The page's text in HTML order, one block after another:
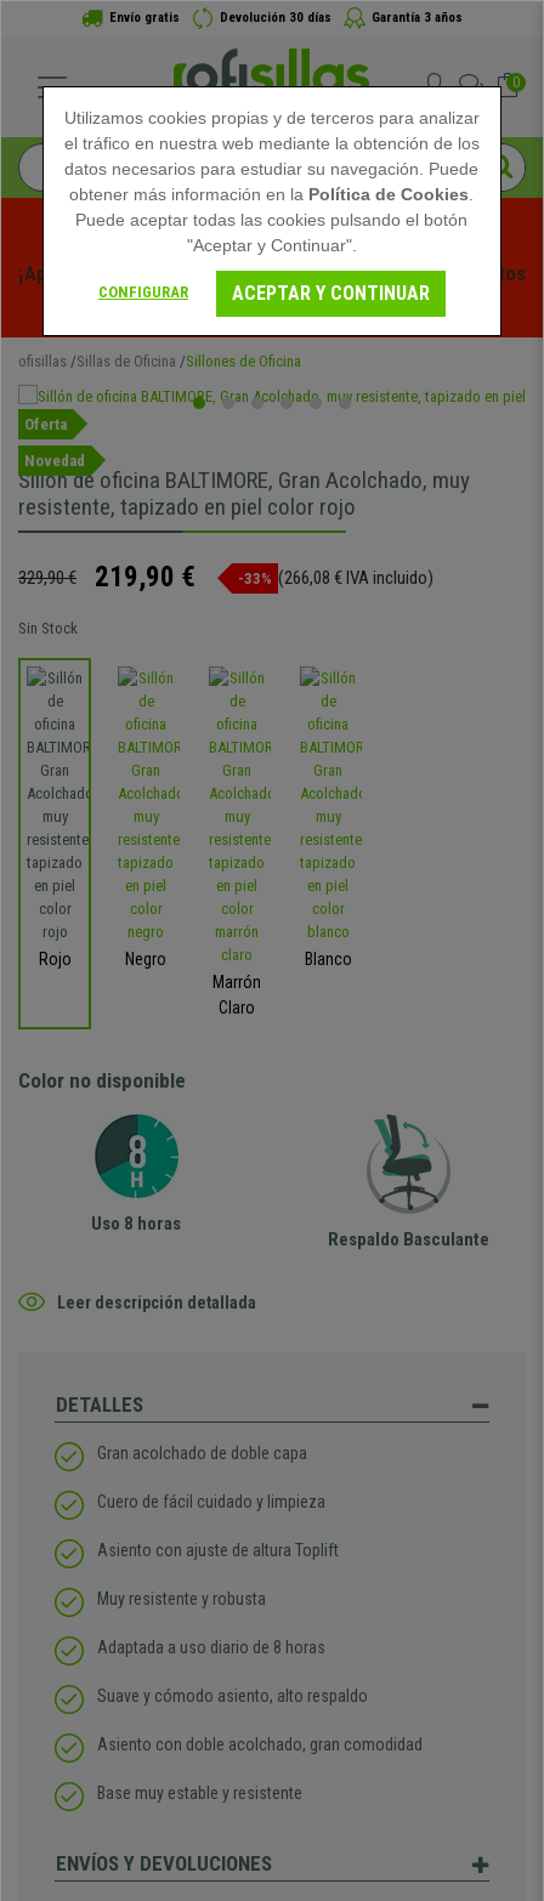
Envío gratis Devolución 30 días Garantía 3 años
0
¡Aprovecha las Rebajas de Verano en Ofisillas! Descuentos
Exclusivos por Tiempo Limitado - Ver Promo
ofisillas Sillas de Oficina Sillones de Oficina
Oferta
Novedad
Sillón de oficina BALTIMORE, Gran Acolchado, muy
resistente, tapizado en piel color rojo
329,90 € 219,90 € -33% (266,08 € IVA incluido)
Sin Stock
Rojo
Negro
Marrón
Claro
Blanco
Color no disponible
Uso 8 horas
Respaldo Basculante
Leer descripción detallada
DETALLES
Gran acolchado de doble capa
Cuero de fácil cuidado y limpieza
Asiento con ajuste de altura Toplift
Muy resistente y robusta
Adaptada a uso diario de 8 horas
Suave y cómodo asiento, alto respaldo
Asiento con doble acolchado, gran comodidad
Base muy estable y resistente
ENVÍOS Y DEVOLUCIONES
Utilizamos cookies propias y de terceros para analizar
el tráfico en nuestra web mediante la obtención de los
datos necesarios para estudiar su navegación. Puede
obtener más información en la Política de Cookies
Puede aceptar todas las cookies pulsando el botón
"Aceptar y Continuar".
CONFIGURAR ACEPTAR Y CONTINUAR